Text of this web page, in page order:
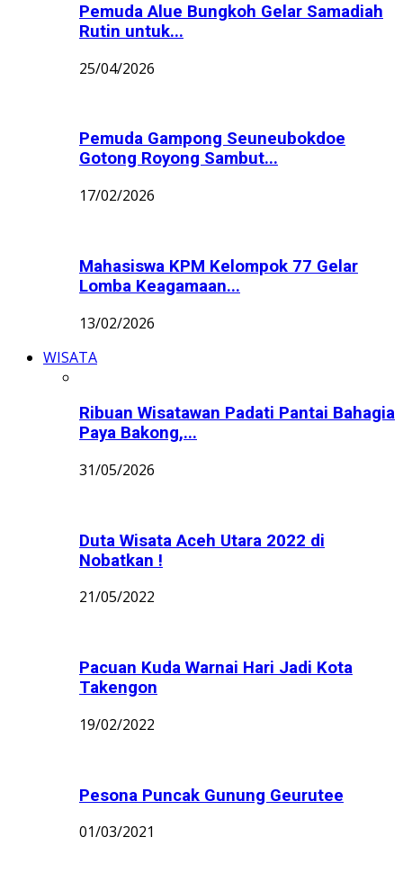
Pemuda Alue Bungkoh Gelar Samadiah
Rutin untuk...
25/04/2026
Pemuda Gampong Seuneubokdoe
Gotong Royong Sambut...
17/02/2026
Mahasiswa KPM Kelompok 77 Gelar
Lomba Keagamaan...
13/02/2026
WISATA
Ribuan Wisatawan Padati Pantai Bahagia
Paya Bakong,...
31/05/2026
Duta Wisata Aceh Utara 2022 di
Nobatkan !
21/05/2022
Pacuan Kuda Warnai Hari Jadi Kota
Takengon
19/02/2022
Pesona Puncak Gunung Geurutee
01/03/2021